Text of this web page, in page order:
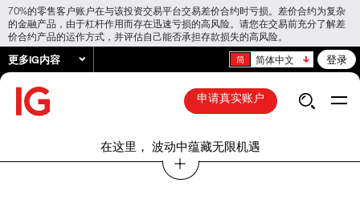
70%的零售客户账户在与该投资交易平台交易差价合约时亏损。差价合约为复杂
的金融产品，由于杠杆作用而存在迅速亏损的高风险。请您在交易前充分了解差
价合约产品的运作方式，并评估自己能否承担存款损失的高风险。
更多IG内容 简体中文 登录
申请真实账户
在这里， 波动中蕴藏无限机遇